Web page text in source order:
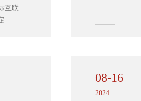
互联
......
08-16
2024